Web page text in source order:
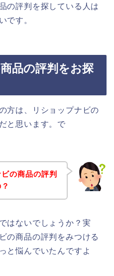
の評判を探している人は
です。
品の評判をお探
方は、リショップナビの
と思います。で
の商品の評判
はないでしょうか？実
の商品の評判をみつける
と悩んでいたんですよ